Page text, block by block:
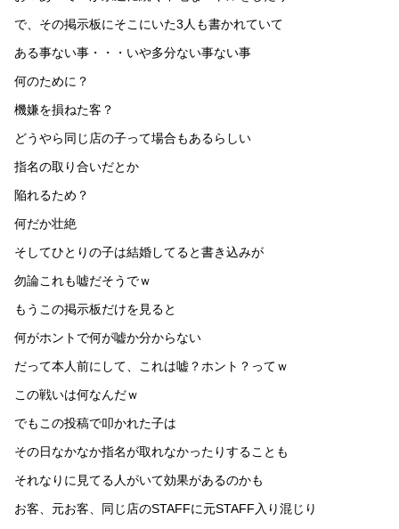
で、その掲示板にそこにいた3人も書かれていて
ある事ない事・・・いや多分ない事ない事
何のために？
機嫌を損ねた客？
どうやら同じ店の子って場合もあるらしい
指名の取り合いだとか
陥れるため？
何だか壮絶
そしてひとりの子は結婚してると書き込みが
勿論これも嘘だそうでｗ
もうこの掲示板だけを見ると
何がホントで何が嘘か分からない
だって本人前にして、これは嘘？ホント？ってｗ
この戦いは何なんだｗ
でもこの投稿で叩かれた子は
その日なかなか指名が取れなかったりすることも
それなりに見てる人がいて効果があるのかも
お客、元お客、同じ店のSTAFFに元STAFF入り混じり